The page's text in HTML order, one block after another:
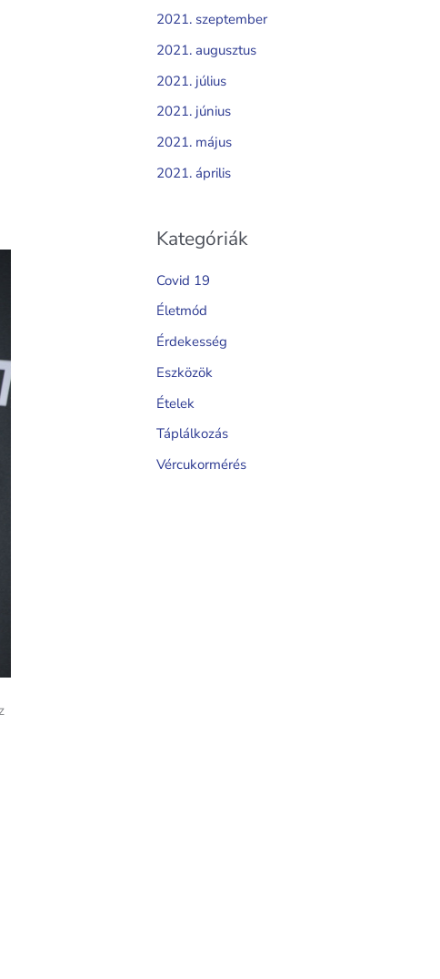
2021. szeptember
2021. augusztus
2021. július
2021. június
2021. május
2021. április
Kategóriák
Covid 19
Életmód
Érdekesség
Eszközök
Ételek
Táplálkozás
Vércukormérés